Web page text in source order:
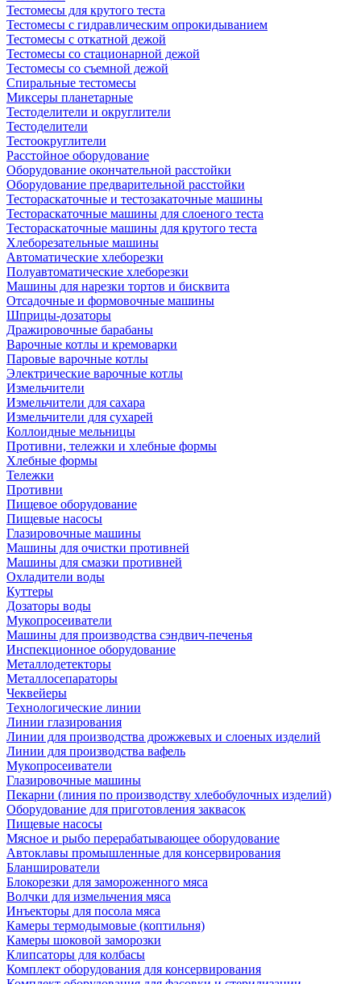
Тестомесы для крутого теста
Тестомесы с гидравлическим опрокидыванием
Тестомесы с откатной дежой
Тестомесы со стационарной дежой
Тестомесы со съемной дежой
Спиральные тестомесы
Миксеры планетарные
Тестоделители и округлители
Тестоделители
Тестоокруглители
Расстойное оборудование
Оборудование окончательной расстойки
Оборудование предварительной расстойки
Тестораскаточные и тестозакаточные машины
Тестораскаточные машины для слоеного теста
Тестораскаточные машины для крутого теста
Хлеборезательные машины
Автоматические хлеборезки
Полуавтоматические хлеборезки
Машины для нарезки тортов и бисквита
Отсадочные и формовочные машины
Шприцы-дозаторы
Дражировочные барабаны
Варочные котлы и кремоварки
Паровые варочные котлы
Электрические варочные котлы
Измельчители
Измельчители для сахара
Измельчители для сухарей
Коллоидные мельницы
Противни, тележки и хлебные формы
Хлебные формы
Тележки
Противни
Пищевое оборудование
Пищевые насосы
Глазировочные машины
Машины для очистки противней
Машины для смазки противней
Охладители воды
Куттеры
Дозаторы воды
Мукопросеиватели
Машины для производства сэндвич-печенья
Инспекционное оборудование
Металлодетекторы
Металлосепараторы
Чеквейеры
Технологические линии
Линии глазирования
Линии для производства дрожжевых и слоеных изделий
Линии для производства вафель
Мукопросеиватели
Глазировочные машины
Пекарни (линия по производству хлебобулочных изделий)
Оборудование для приготовления заквасок
Пищевые насосы
Мясное и рыбо перерабатывающее оборудование
Автоклавы промышленные для консервирования
Бланширователи
Блокорезки для замороженного мяса
Волчки для измельчения мяса
Инъекторы для посола мяса
Камеры термодымовые (коптильня)
Камеры шоковой заморозки
Клипсаторы для колбасы
Комплект оборудования для консервирования